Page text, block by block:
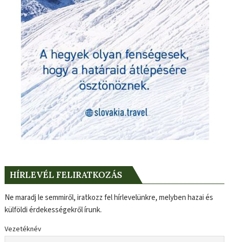
HÍRLEVÉL FELIRATKOZÁS
Ne maradj le semmiről, iratkozz fel hírlevelünkre, melyben hazai és
külföldi érdekességekről írunk.
Vezetéknév